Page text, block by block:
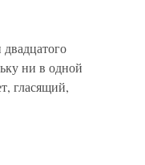
ни в одной
гласящий,